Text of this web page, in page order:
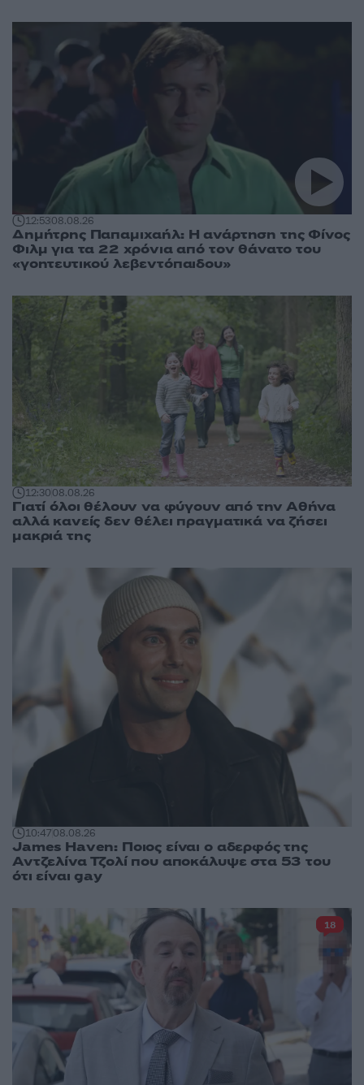
12:5308.08.26
Δημήτρης Παπαμιχαήλ: Η ανάρτηση της Φίνος
Φιλμ για τα 22 χρόνια από τον θάνατο του
«γοητευτικού λεβεντόπαιδου»
12:3008.08.26
Γιατί όλοι θέλουν να φύγουν από την Αθήνα
αλλά κανείς δεν θέλει πραγματικά να ζήσει
μακριά της
10:4708.08.26
James Haven: Ποιος είναι ο αδερφός της
Αντζελίνα Τζολί που αποκάλυψε στα 53 του
ότι είναι gay
18